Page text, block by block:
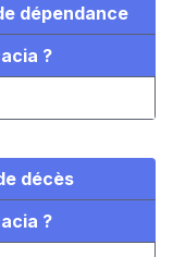
dépendance
?
décès
?